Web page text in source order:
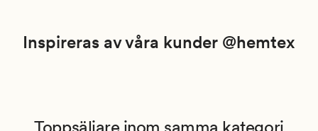
Inspireras av våra kunder @hemtex
Toppsäljare inom samma kategori